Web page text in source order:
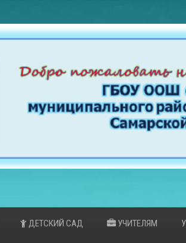
ДЕТСКИЙ САД УЧИТЕЛЯМ